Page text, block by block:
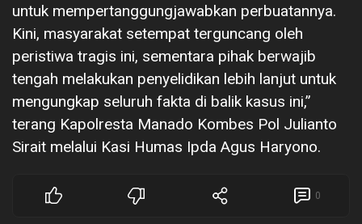
untuk mempertanggungjawabkan perbuatannya.
Kini, masyarakat setempat terguncang oleh
peristiwa tragis ini, sementara pihak berwajib
tengah melakukan penyelidikan lebih lanjut untuk
mengungkap seluruh fakta di balik kasus ini,”
terang Kapolresta Manado Kombes Pol Julianto
Sirait melalui Kasi Humas Ipda Agus Haryono.
0